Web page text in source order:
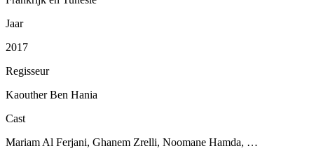
Jaar
2017
Regisseur
Kaouther Ben Hania
Cast
Mariam Al Ferjani, Ghanem Zrelli, Noomane Hamda, …